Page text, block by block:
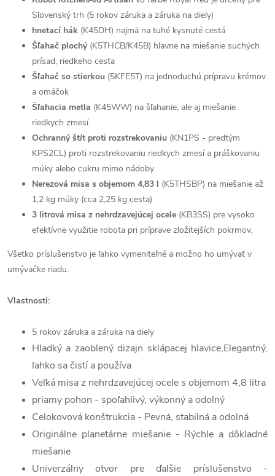
Slovenský trh (5 rokov záruka a záruka na diely)
hnetací hák (K45DH) najmä na tuhé kysnuté cestá
Šľahač plochý(K5THCB/K45B) hlavne na miešanie suchých
prísad, riedkeho cesta
Šľahač so stierkou (5KFE5T) na jednoduchú prípravu krémov
a omáčok
Šľahacia metla (K45WW) na šľahanie, ale aj miešanie
riedkych zmesí
Ochranný štít proti rozstrekovaniu (KN1PS - predtým
KPS2CL) proti rozstrekovaniu riedkych zmesí a práškovaniu
múky alebo cukru mimo nádoby
Nerezová misa s objemom 4,83 l (K5THSBP) na miešanie až
1,2 kg múky (cca 2,25 kg cesta)
3 litrová misa z nehrdzavejúcej ocele (KB3SS) pre vysoko
efektívne využitie robota pri príprave zložitejších pokrmov.
Všetko príslušenstvo je ľahko vymeniteľné a možno ho umývať v
umývačke riadu.
Vlastnosti:
5 rokov záruka a záruka na diely
Hladký a zaoblený dizajn sklápacej hlavice,Elegantný,
ľahko sa čistí a používa
Veľká misa z nehrdzavejúcej ocele s objemom 4,8 litra
priamy pohon - spoľahlivý, výkonný a odolný
Celokovová konštrukcia - Pevná, stabilná a odolná
Originálne planetárne miešanie - Rýchle a dôkladné
miešanie
Univerzálny otvor pre ďalšie príslušenstvo -